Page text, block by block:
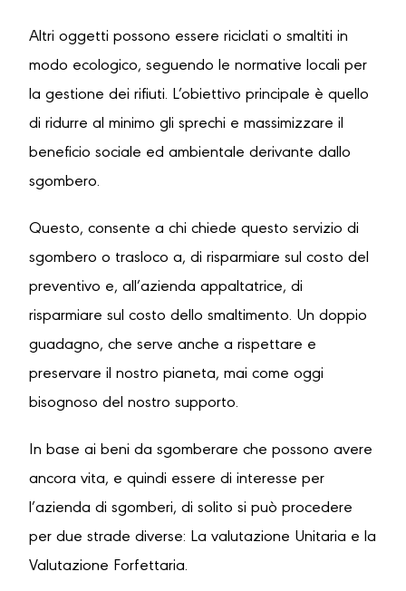
Altri oggetti possono essere riciclati o smaltiti in
modo ecologico, seguendo le normative locali per
la gestione dei rifiuti. L’obiettivo principale è quello
di ridurre al minimo gli sprechi e massimizzare il
beneficio sociale ed ambientale derivante dallo
sgombero.
Questo, consente a chi chiede questo servizio di
sgombero o trasloco a, di risparmiare sul costo del
preventivo e, all’azienda appaltatrice, di
risparmiare sul costo dello smaltimento. Un doppio
guadagno, che serve anche a rispettare e
preservare il nostro pianeta, mai come oggi
bisognoso del nostro supporto.
In base ai beni da sgomberare che possono avere
ancora vita, e quindi essere di interesse per
l’azienda di sgomberi, di solito si può procedere
per due strade diverse: La valutazione Unitaria e la
Valutazione Forfettaria.